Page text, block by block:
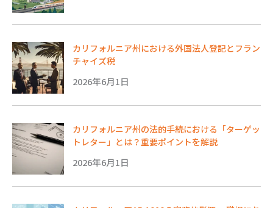
カリフォルニア州における外国法人登記とフラン
チャイズ税
2026年6月1日
カリフォルニア州の法的手続における「ターゲッ
トレター」とは？重要ポイントを解説
2026年6月1日